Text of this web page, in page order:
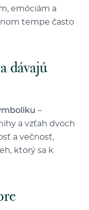
emóciám a
tempe často
dávajú
–
a vzťah dvoch
a večnosť,
ktorý sa k